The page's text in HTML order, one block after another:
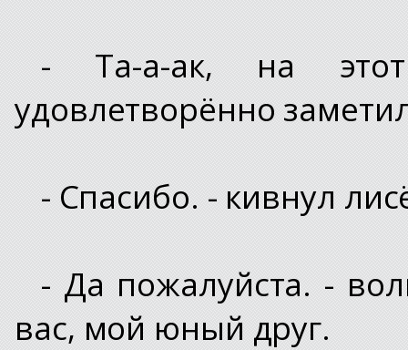
- Та-а-ак, на
удовлетворённо
- Спасибо. - кивнул
- Да пожалуйста. -
вас, мой юный друг.